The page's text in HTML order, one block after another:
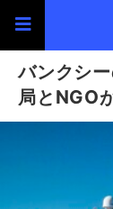
バンクシ
局とNGO